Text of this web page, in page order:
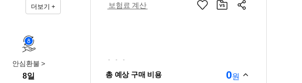
더보기 +
안심환불 >
8일
보험료 계산
총 예상 구매 비용 0원